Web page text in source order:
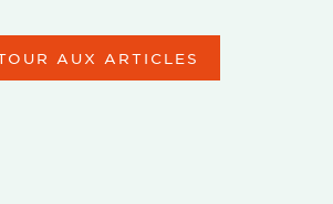
AUX ARTICLES